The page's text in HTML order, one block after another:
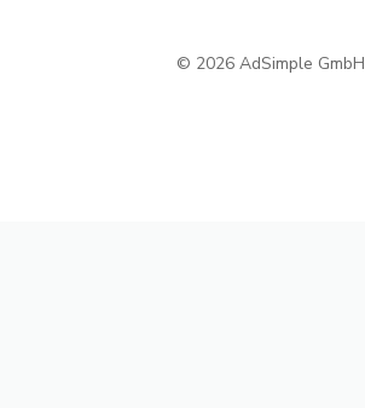
© 2026 AdSimple GmbH